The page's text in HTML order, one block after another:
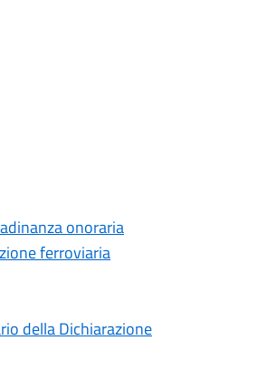
onoraria
ferroviaria
della Dichiarazione